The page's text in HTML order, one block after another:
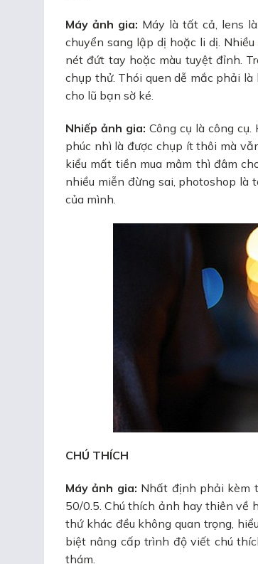
Máy ảnh gia: Máy là tất cả, lens
chuyển sang lập dị hoặc li dị.
nét đứt tay hoặc màu tuyệt đỉnh.
chụp thử. Thói quen dễ mắc phải
cho lũ bạn sờ ké.
Nhiếp ảnh gia: Công cụ là công
phúc nhì là được chụp ít thôi mà
kiểu mất tiền mua mâm thì đâm
nhiều miễn đừng sai, photoshop là
của mình.
CHÚ THÍCH
Máy ảnh gia: Nhất định phải kèm
50/0.5. Chú thích ảnh hay thiên về
thứ khác đều không quan trọng,
biệt nâng cấp trình độ viết chú
thám.